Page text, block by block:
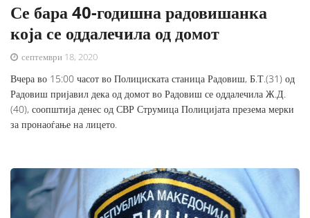
Се бара 40-годишна радовишанка
која се оддалечила од домот
септември 18, 2020
Вчера во 15:00 часот во Полициската станица Радовиш, Б.Т.(31) од
Радовиш пријавил дека од домот во Радовиш се оддалечила Ж.Д.
(40), соопштија денес од СВР Струмица Полицијата презема мерки
за пронаоѓање на лицето.